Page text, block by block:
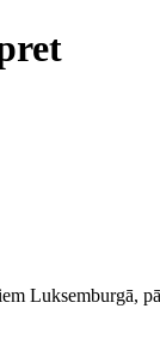
Luksemburgā,